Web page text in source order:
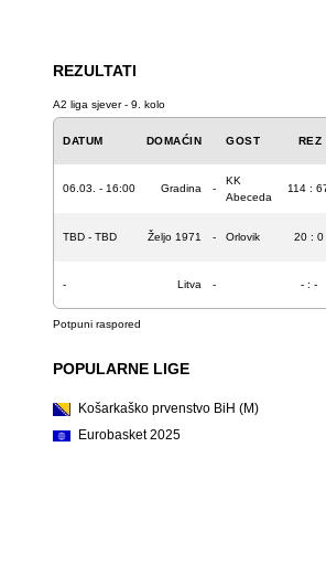
REZULTATI
A2 liga sjever - 9. kolo
DATUM DOMAĆIN GOST REZ
06.03. - 16:00 Gradina -
KK
Abeceda
114 :
TBD - TBD Željo 1971 - Orlovik 20 : 0
- Litva - - : -
Potpuni raspored
POPULARNE LIGE
Košarkaško prvenstvo BiH (M)
Eurobasket 2025